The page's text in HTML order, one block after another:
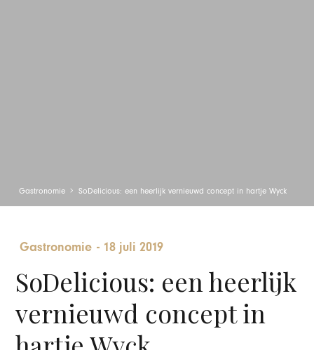
Gastronomie SoDelicious: een heerlijk vernieuwd concept in hartje Wyck
Gastronomie - 18 juli 2019
SoDelicious: een heerlijk
vernieuwd concept in